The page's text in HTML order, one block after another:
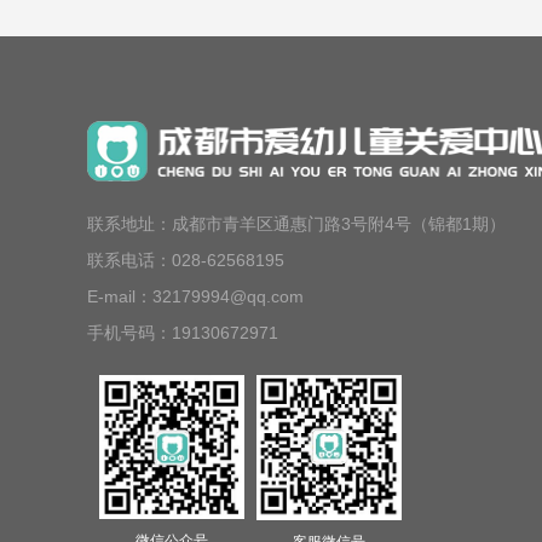
联系地址：成都市青羊区通惠门路3号附4号（锦都1期）
联系电话：028-62568195
E-mail：32179994@qq.com
手机号码：19130672971